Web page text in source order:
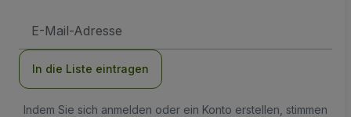
Mail-
In die Liste eintragen
Indem Sie sich anmelden oder ein Konto erstellen, stimmen